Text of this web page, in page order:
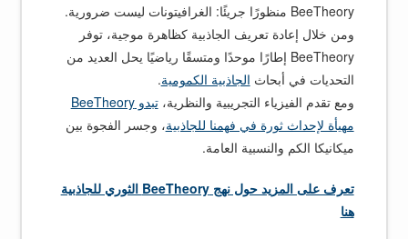
BeeTheory منظورًا جريئًا: الغرافيتونات ليست ضرورية.
ومن خلال إعادة تعريف الجاذبية كظاهرة موجية، توفر
BeeTheory إطارًا موحدًا ومتسقًا رياضيًا يحل العديد من
التحديات في أبحاث الجاذبية الكمومية.
ومع تقدم الفيزياء التجريبية والنظرية،
تبدو BeeTheory
مهيأة لإحداث ثورة في فهمنا للجاذبية، وجسر الفجوة بين
ميكانيكا الكم والنسبية العامة.
تعرف على المزيد حول نهج BeeTheory الثوري للجاذبية
هنا